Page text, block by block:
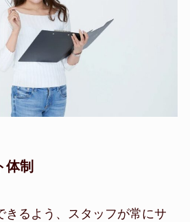
体制
きるよう、スタッフが常にサ